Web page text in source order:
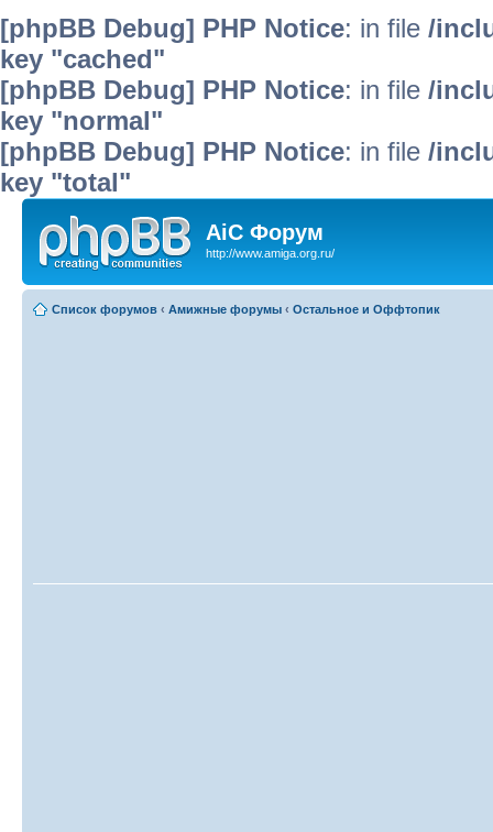
[phpBB Debug] PHP Notice: in file /
key "cached"
[phpBB Debug] PHP Notice: in file /
key "normal"
[phpBB Debug] PHP Notice: in file /
key "total"
AiC Форум
http://www.amiga.org.ru/
Список форумов ‹ Амижные форумы ‹ Остальное и Оффтопик